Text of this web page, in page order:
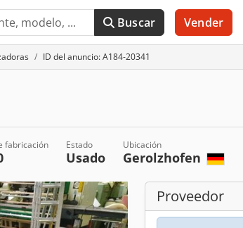
Buscar Vender
ID del anuncio: A184-20341
fabricación Estado
Usado
Ubicación
Gerolzhofen
Proveedor